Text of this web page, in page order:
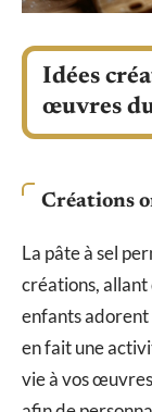
Idées
œuvres
Créations
La pâte à sel
créations,
enfants
en fait une
vie à vos